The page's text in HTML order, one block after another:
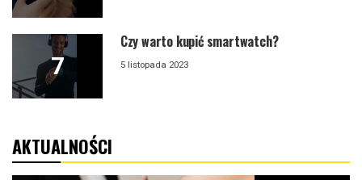
Czy warto kupić smartwatch?
5 listopada 2023
AKTUALNOŚCI